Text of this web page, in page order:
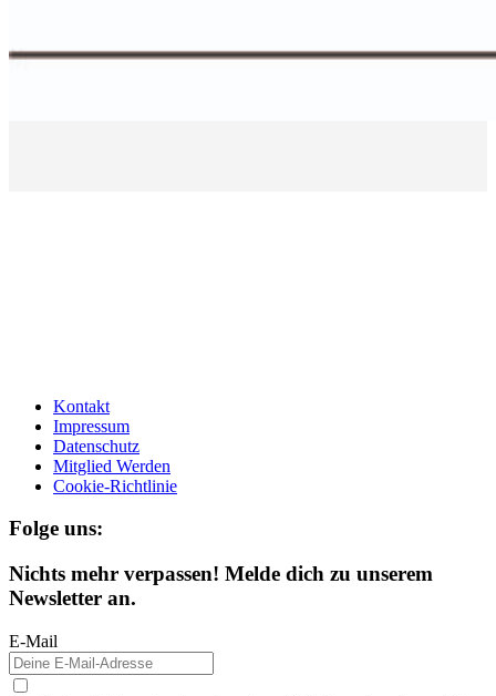
Kontakt
Impressum
Datenschutz
Mitglied Werden
Cookie-Richtlinie
Folge uns:
Nichts mehr verpassen! Melde dich zu unserem
Newsletter an.
E-Mail